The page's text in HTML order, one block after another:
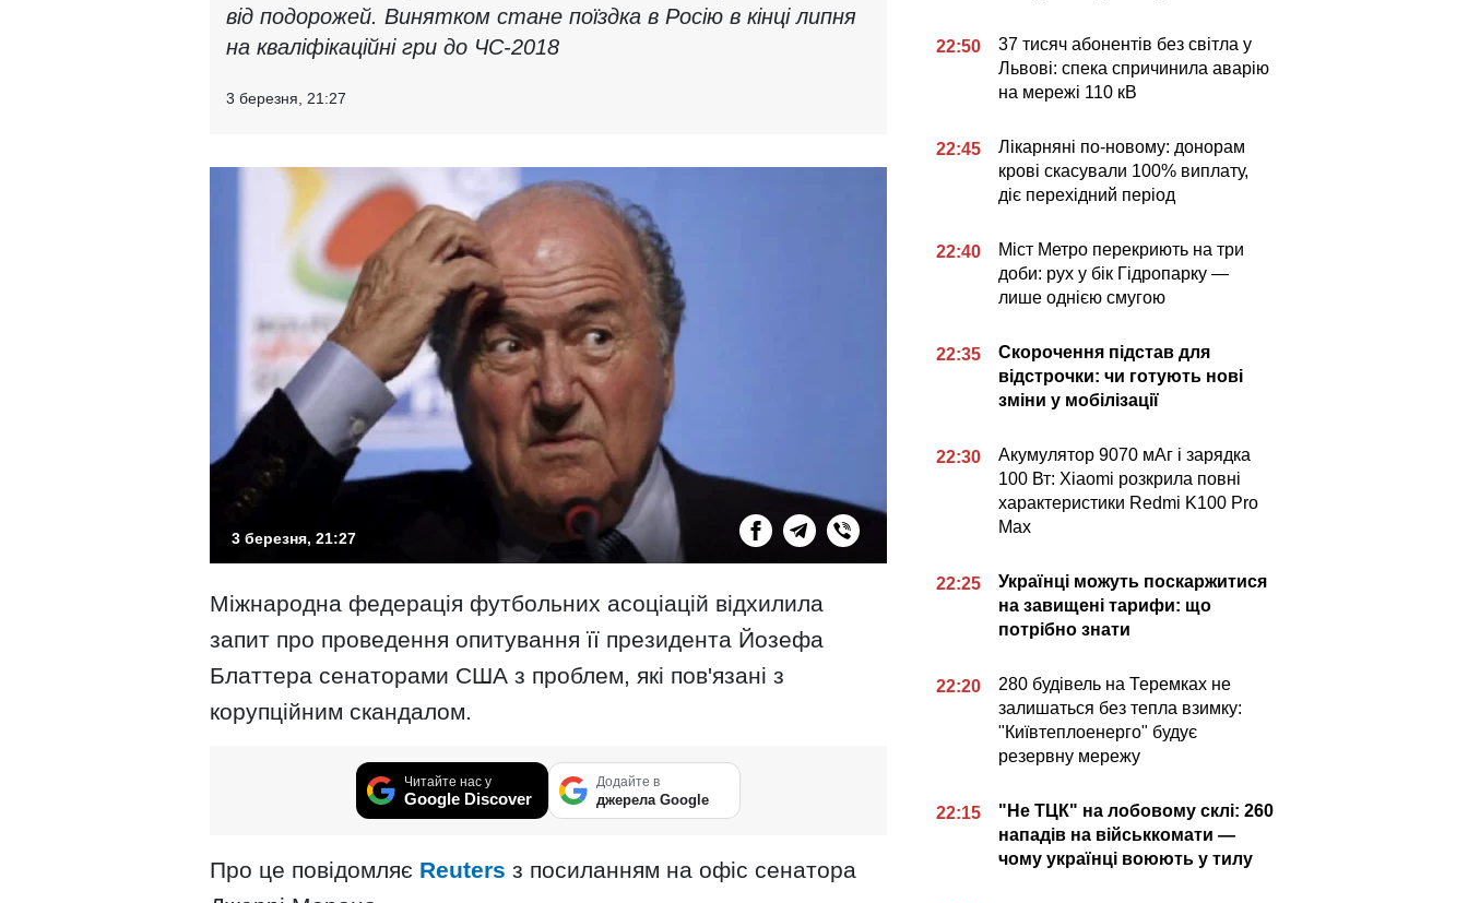
від подорожей. Винятком стане поїздка в Росію в кінці липня
на кваліфікаційні гри до ЧС-2018
3 березня, 21:27
3 березня, 21:27
Міжнародна федерація футбольних асоціацій відхилила
запит про проведення опитування її президента Йозефа
Блаттера сенаторами США з проблем, які пов'язані з
корупційним скандалом.
Читайте нас у
Google Discover
Додайте в
джерела Google
Про це повідомляє Reuters з посиланням на офіс сенатора
22:50
37 тисяч абонентів без світла у
Львові: спека спричинила аварію
на мережі 110 кВ
22:45
Лікарняні по-новому: донорам
крові скасували 100% виплату,
діє перехідний період
22:40
Міст Метро перекриють на три
доби: рух у бік Гідропарку —
лише однією смугою
22:35
Скорочення підстав для
відстрочки: чи готують нові
зміни у мобілізації
22:30
Акумулятор 9070 мАг і зарядка
100 Вт: Xiaomi розкрила повні
характеристики Redmi K100 Pro
Max
22:25
Українці можуть поскаржитися
на завищені тарифи: що
потрібно знати
22:20
280 будівель на Теремках не
залишаться без тепла взимку:
"Київтеплоенерго" будує
резервну мережу
22:15
"Не ТЦК" на лобовому склі: 260
нападів на військкомати —
чому українці воюють у тилу